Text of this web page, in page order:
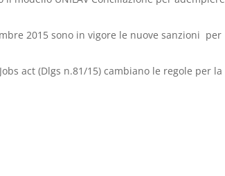
2015 sono in vigore le nuove sanzioni per
act (Dlgs n.81/15) cambiano le regole per la